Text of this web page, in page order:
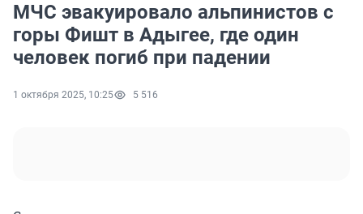
МЧС эвакуировало альпинистов с
горы Фишт в Адыгее, где один
человек погиб при падении
1 октября 2025, 10:25 5 516